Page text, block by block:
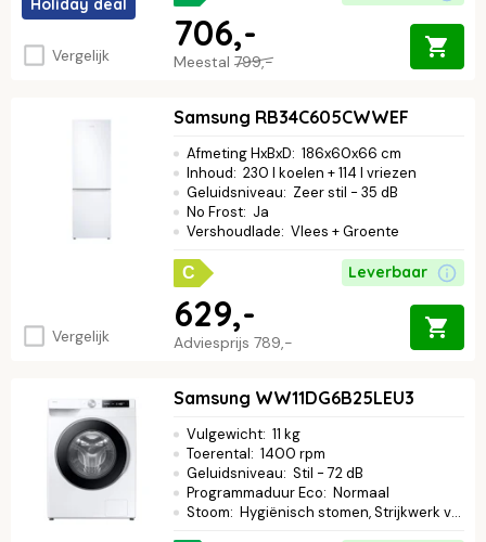
Vergelijk Meestal 799,-
706,-
Vergelijk
Samsung RB34C605CWWEF
Afmeting HxBxD: 186x60x66 cm
Inhoud: 230 l koelen + 114 l vriezen
Geluidsniveau: Zeer stil - 35 dB
No Frost: Ja
Vershoudlade: Vlees + Groente
C Leverbaar
Adviesprijs 789,-
629,-
Samsung WW11DG6B25LEU3
Vulgewicht: 11 kg
Toerental: 1400 rpm
Geluidsniveau: Stil - 72 dB
Programmaduur Eco: Normaal
Stoom: Hygiënisch stomen, Strijkwerk verminderen